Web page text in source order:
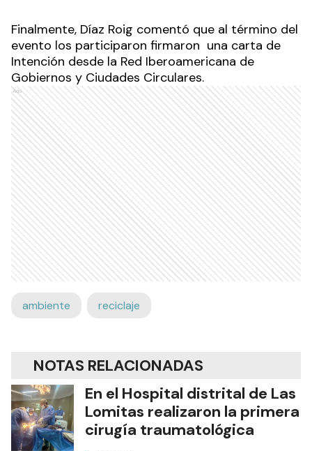
Finalmente, Díaz Roig comentó que al término del
evento los participaron firmaron una carta de
Intención desde la Red Iberoamericana de
Gobiernos y Ciudades Circulares.
Ads
ambiente reciclaje
NOTAS RELACIONADAS
En el Hospital distrital de Las
Lomitas realizaron la primera
cirugía traumatológica